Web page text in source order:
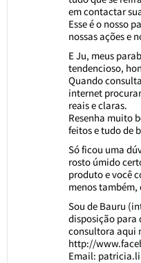
em contactar
Esse é o nosso
nossas ações e
E Ju, meus
tendencioso,
Quando
internet
reais e claras.
Resenha muito
feitos e tudo de
Só ficou uma
rosto úmido
produto e você
menos
Sou de Bauru
disposição para
consultora aqui
http://
Email: